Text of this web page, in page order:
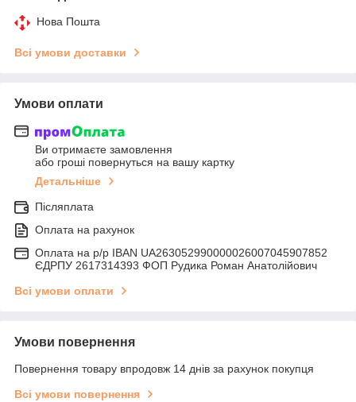
Нова Пошта
Всі умови доставки
Умови оплати
Ви отримаєте замовлення
або гроші повернуться на вашу картку
Детальніше
Післяплата
Оплата на рахунок
Оплата на р/р IBAN UA263052990000026007045907852
ЄДРПУ 2617314393 ФОП Рудика Роман Анатолійович
Всі умови оплати
Умови повернення
Повернення товару впродовж 14 днів за рахунок покупця
Всі умови повернення